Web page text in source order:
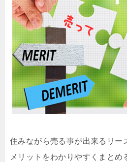
住みながら売る事が出来るリー
メリットをわかりやすくまとめ